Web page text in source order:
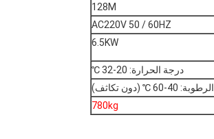
128M
AC220V 50 / 60HZ
6.5KW
درجة الحرارة: 20-32 ℃
الرطوبة: 40-60 ℃ (دون تكاثف)
780kg